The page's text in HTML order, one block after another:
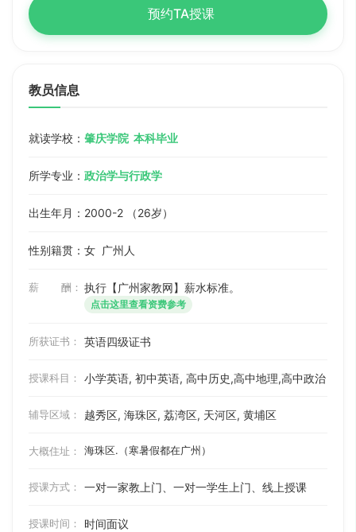
预约TA授课
教员信息
就读学校： 肇庆学院 本科毕业
所学专业： 政治学与行政学
出生年月：2000-2 （26岁）
性别籍贯：女 广州人
薪 酬： 执行【广州家教网】薪水标准。
点击这里查看资费参考
所获证书： 英语四级证书
授课科目： 小学英语, 初中英语, 高中历史,高中地理,高中政治
辅导区域： 越秀区, 海珠区, 荔湾区, 天河区, 黄埔区
大概住址： 海珠区.（寒暑假都在广州）
授课方式： 一对一家教上门、一对一学生上门、线上授课
授课时间： 时间面议